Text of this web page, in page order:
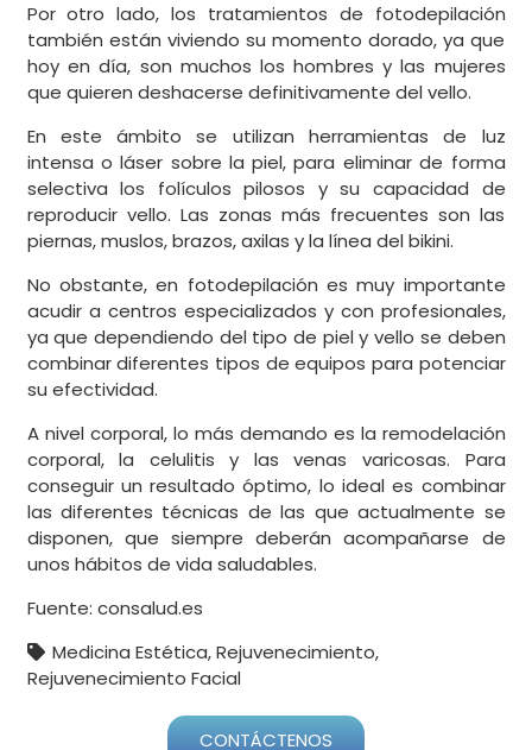
Por otro lado, los tratamientos de fotodepilación
también están viviendo su momento dorado, ya que
hoy en día, son muchos los hombres y las mujeres
que quieren deshacerse definitivamente del vello.
En este ámbito se utilizan herramientas de luz
intensa o láser sobre la piel, para eliminar de forma
selectiva los folículos pilosos y su capacidad de
reproducir vello. Las zonas más frecuentes son las
piernas, muslos, brazos, axilas y la línea del bikini.
No obstante, en fotodepilación es muy importante
acudir a centros especializados y con profesionales,
ya que dependiendo del tipo de piel y vello se deben
combinar diferentes tipos de equipos para potenciar
su efectividad.
A nivel corporal, lo más demando es la remodelación
corporal, la celulitis y las venas varicosas. Para
conseguir un resultado óptimo, lo ideal es combinar
las diferentes técnicas de las que actualmente se
disponen, que siempre deberán acompañarse de
unos hábitos de vida saludables.
Fuente: consalud.es
Medicina Estética,Rejuvenecimiento,
Rejuvenecimiento Facial
CONTÁCTENOS